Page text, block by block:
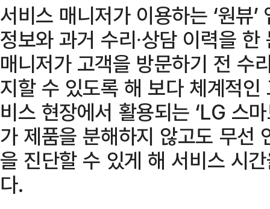
서비스 매니저가 이용하는 ‘원뷰
정보와 과거 수리∙상담 이력을
매니저가 고객을 방문하기 전 수
지할 수 있도록 해 보다 체계적
비스 현장에서 활용되는 ‘LG 스
가 제품을 분해하지 않고도 무선
을 진단할 수 있게 해 서비스 시
다.